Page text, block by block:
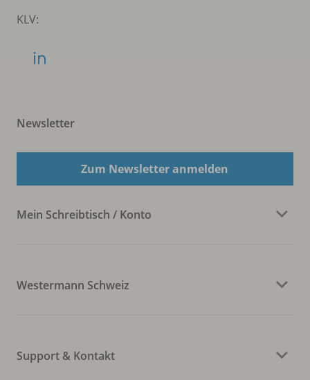
KLV:
Newsletter
Zum Newsletter anmelden
Mein Schreibtisch / Konto
Westermann Schweiz
Support & Kontakt